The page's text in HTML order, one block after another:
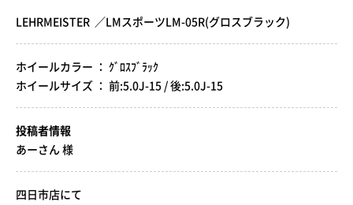
LEHRMEISTER ／LMスポーツLM-05R(グロスブラック)
ホイールカラー ： ｸﾞﾛｽﾌﾞﾗｯｸ
ホイールサイズ ： 前:5.0J-15 / 後:5.0J-15
投稿者情報
あーさん 様
四日市店にて